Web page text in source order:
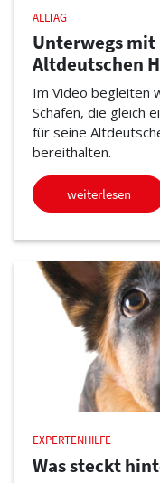
ALLTAG
Unterwegs mit
Altdeutschen
Im Video begleiten
Schafen, die gleich
für seine
bereithalten.
weiterlesen
EXPERTENHILFE
Was steckt